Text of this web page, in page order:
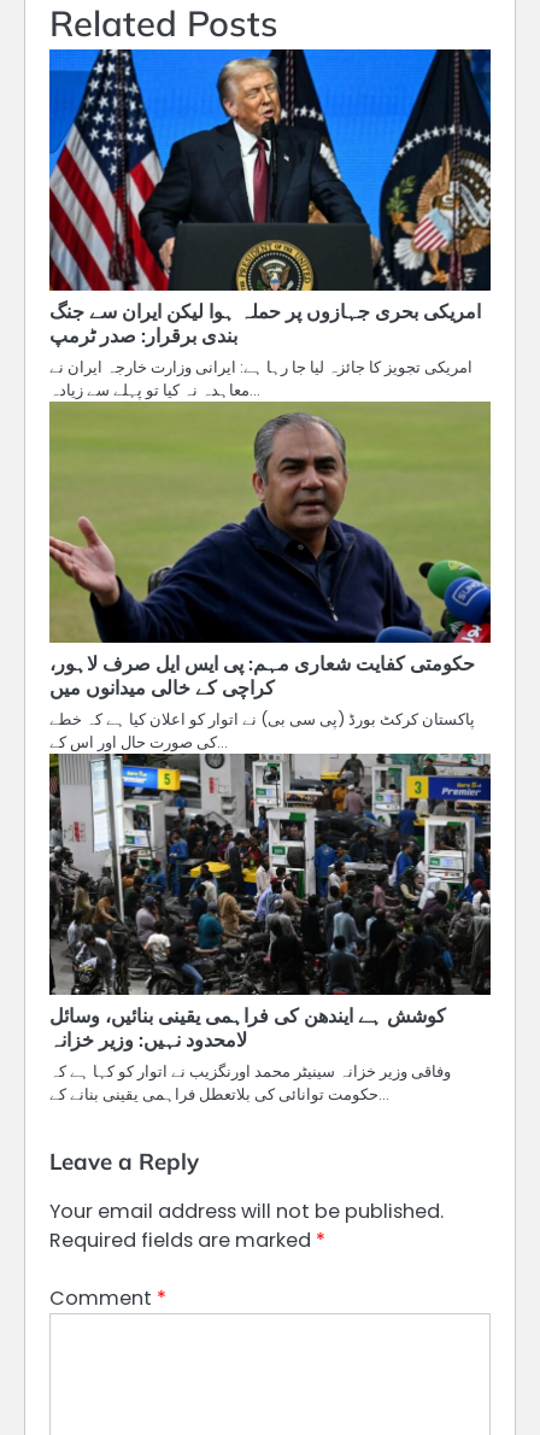
Related Posts
امریکی بحری جہازوں پر حملہ ہوا لیکن ایران سے جنگ
بندی برقرار: صدر ٹرمپ
امریکی تجویز کا جائزہ لیا جا رہا ہے: ایرانی وزارت خارجہ ایران نے
معاہدہ نہ کیا تو پہلے سے زیادہ…
حکومتی کفایت شعاری مہم: پی ایس ایل صرف لاہور،
کراچی کے خالی میدانوں میں
پاکستان کرکٹ بورڈ (پی سی بی) نے اتوار کو اعلان کیا ہے کہ خطے
کی صورت حال اور اس کے…
کوشش ہے ایندھن کی فراہمی یقینی بنائیں، وسائل
لامحدود نہیں: وزیر خزانہ
وفاقی وزیر خزانہ سینیٹر محمد اورنگزیب نے اتوار کو کہا ہے کہ
حکومت توانائی کی بلاتعطل فراہمی یقینی بنانے کے…
Leave a Reply
Your email address will not be published.
Required fields are marked *
Comment *